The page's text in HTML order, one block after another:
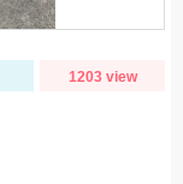
1203 view